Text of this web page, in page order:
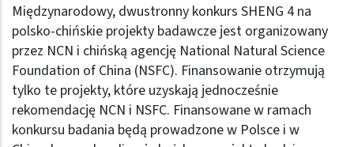
Międzynarodowy, dwustronny konkurs SHENG 4 na
polsko-chińskie projekty badawcze jest organizowany
przez NCN i chińską agencję National Natural Science
Foundation of China (NSFC). Finansowanie otrzymują
tylko te projekty, które uzyskają jednocześnie
rekomendację NCN i NSFC. Finansowane w ramach
konkursu badania będą prowadzone w Polsce i w